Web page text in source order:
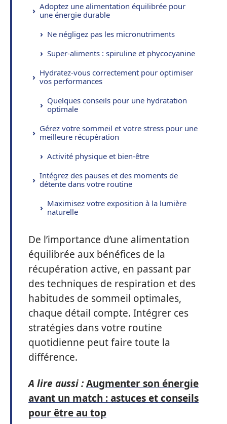
Adoptez une alimentation équilibrée pour
une énergie durable
Ne négligez pas les micronutriments
Super-aliments : spiruline et phycocyanine
Hydratez-vous correctement pour optimiser
vos performances
Quelques conseils pour une hydratation
optimale
Gérez votre sommeil et votre stress pour une
meilleure récupération
Activité physique et bien-être
Intégrez des pauses et des moments de
détente dans votre routine
Maximisez votre exposition à la lumière
naturelle
De l’importance d’une alimentation
équilibrée aux bénéfices de la
récupération active, en passant par
des techniques de respiration et des
habitudes de sommeil optimales,
chaque détail compte. Intégrer ces
stratégies dans votre routine
quotidienne peut faire toute la
différence.
A lire aussi :Augmenter son énergie
avant un match : astuces et conseils
pour être au top